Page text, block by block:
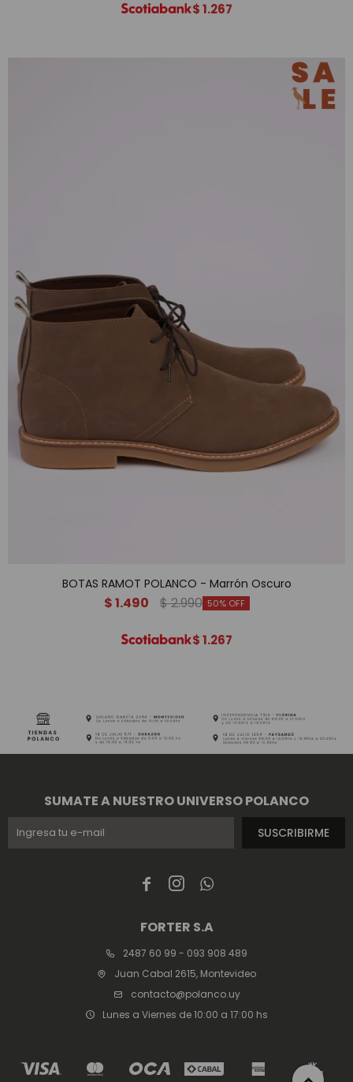
$1.267
BOTAS RAMOT POLANCO - Marrón Oscuro
$1.490 $2.990 50
$1.267
  
FORTER S.A
2487 60 99 - 093 908 489
Juan Cabal 2615, Montevideo
contacto@polanco.uy
Lunes a Viernes de 10:00 a 17:00 hs
SUMATE A NUESTRO UNIVERSO POLANCO
SUSCRIBIRME